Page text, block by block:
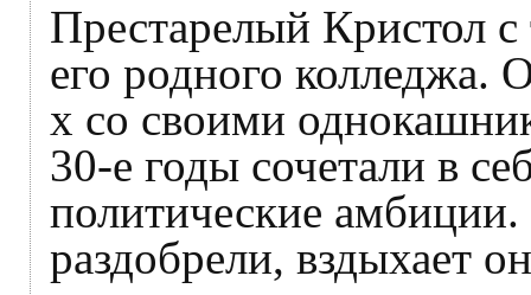
Престарелый Кристол с
его родного колледжа.
х со своими
30-е годы сочетали в
политические амбиции.
раздобрели, вздыхает